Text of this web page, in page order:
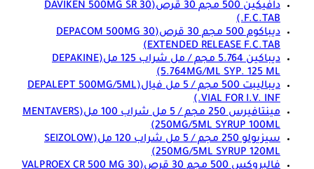
دافيكين 500 مجم 30 قرص
(DAVIKEN 500MG SR 30
F.C.TAB.)
ديباكوم 500 مجم 30 قرص
(DEPACOM 500MG 30
EXTENDED RELEASE F.C.TAB)
ديباكين 5.764 مجم / مل شراب 125 مل
(DEPAKINE
5.764MG/ML SYP. 125 ML)
ديباليبت 500 مجم / 5 مل فيال
(DEPALEPT 500MG/5ML
VIAL FOR I.V. INF.)
مينتافيرس 250 مجم / 5 مل شراب 100 مل
(MENTAVERS
250MG/5ML SYRUP 100ML)
سيزيولو 250 مجم / 5 مل شراب 120 مل
(SEIZOLOW
250MG/5ML SYRUP 120ML)
فالبروكس 500 مجم 30 قرص
(VALPROEX CR 500 MG 30